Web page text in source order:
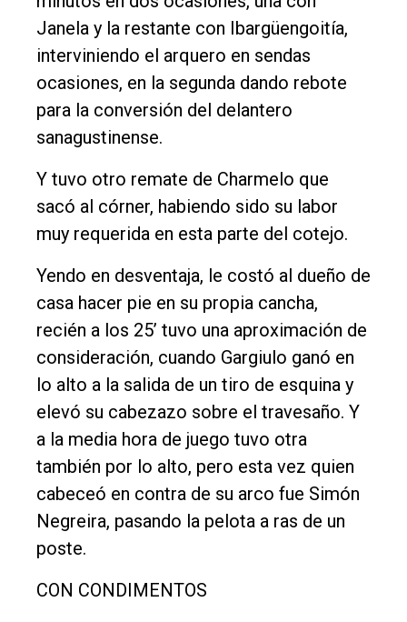
Contacto
Janela y la restante con Ibargüengoitía,
interviniendo el arquero en sendas
ocasiones, en la segunda dando rebote
para la conversión del delantero
sanagustinense.
Y tuvo otro remate de Charmelo que
sacó al córner, habiendo sido su labor
muy requerida en esta parte del cotejo.
Yendo en desventaja, le costó al dueño de
casa hacer pie en su propia cancha,
recién a los 25’ tuvo una aproximación de
consideración, cuando Gargiulo ganó en
lo alto a la salida de un tiro de esquina y
elevó su cabezazo sobre el travesaño. Y
a la media hora de juego tuvo otra
también por lo alto, pero esta vez quien
cabeceó en contra de su arco fue Simón
Negreira, pasando la pelota a ras de un
poste.
CON CONDIMENTOS